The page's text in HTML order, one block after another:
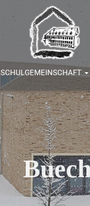
SCHULGEMEINSCHAFT